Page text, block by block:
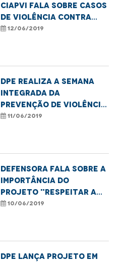
CIAPVI fala sobre casos
de violência contra
idosos
12/06/2019
DPE realiza a Semana
Integrada da
Prevenção de Violência
contra o idoso
11/06/2019
Defensora fala sobre a
importância do
projeto "Respeitar a
Diferença é Viver sem
10/06/2019
DPE lança projeto em